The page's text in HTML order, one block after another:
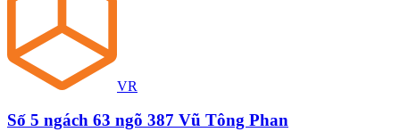
VR
Số 5 ngách 63 ngõ 387 Vũ Tông Phan